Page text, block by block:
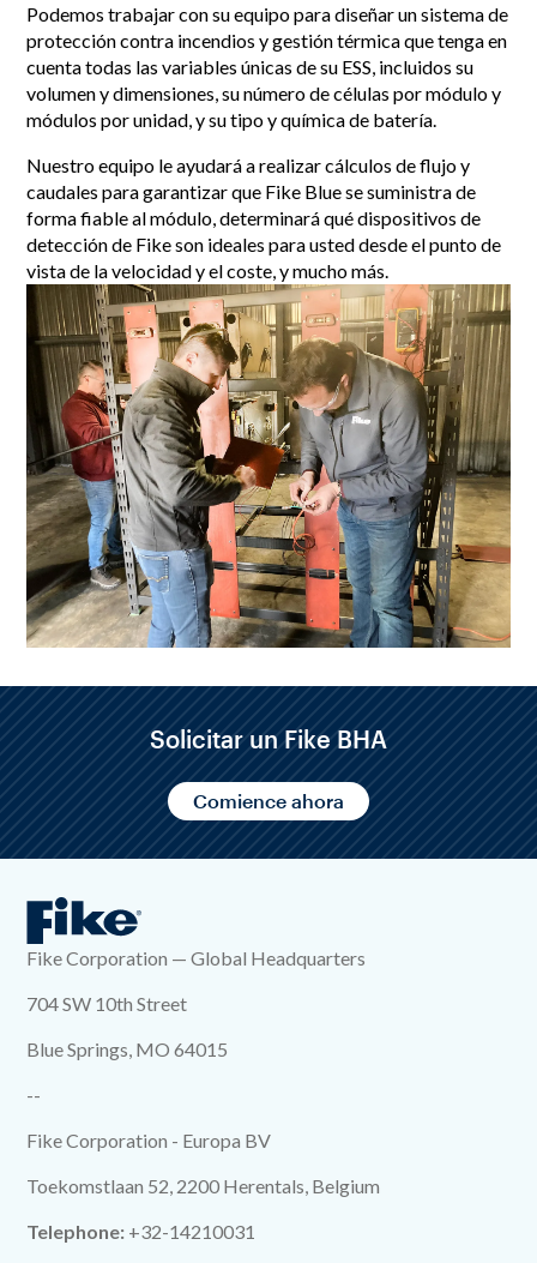
Podemos trabajar con su equipo para diseñar un sistema de
protección contra incendios y gestión térmica que tenga en
cuenta todas las variables únicas de su ESS, incluidos su
volumen y dimensiones, su número de células por módulo y
módulos por unidad, y su tipo y química de batería.
Nuestro equipo le ayudará a realizar cálculos de flujo y
caudales para garantizar que Fike Blue se suministra de
forma fiable al módulo, determinará qué dispositivos de
detección de Fike son ideales para usted desde el punto de
vista de la velocidad y el coste, y mucho más.
Solicitar un Fike BHA
Comience ahora
Fike Corporation — Global Headquarters
704 SW 10th Street
Blue Springs, MO 64015
--
Fike Corporation - Europa BV
Toekomstlaan 52, 2200 Herentals, Belgium
Telephone: +32-14210031